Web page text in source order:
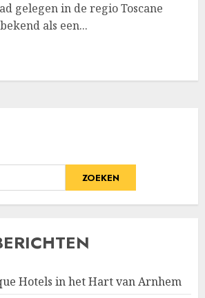
gelegen in de regio Toscane
als een...
ZOEKEN
Hotels in het Hart van Arnhem